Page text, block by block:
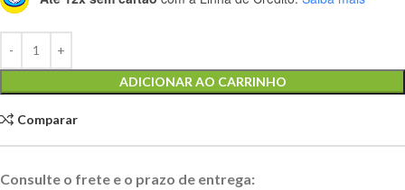
ADICIONAR AO CARRINHO
Comparar
Consulte o frete e o prazo de entrega: